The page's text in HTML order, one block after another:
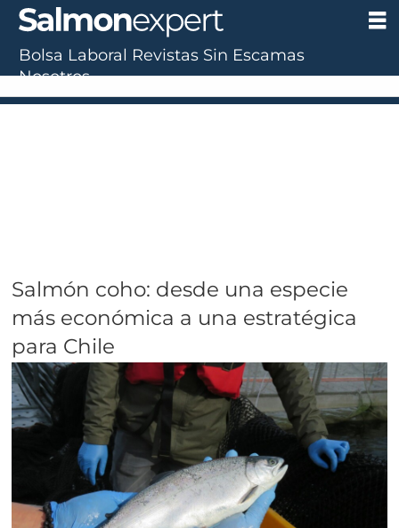
Salmón coho: desde una especie
más económica a una estratégica
para Chile
Bolsa Laboral Revistas Sin Escamas
Nosotros